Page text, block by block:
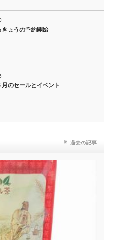
きょうの予約開始
月のセールとイベント
過去の記事